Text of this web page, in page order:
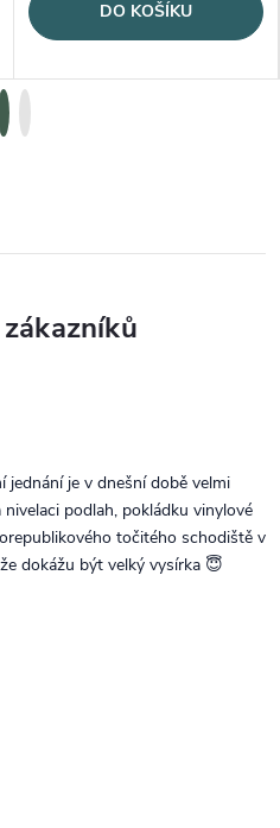
DO KOŠÍKU
je v dnešní době velmi
podlah, pokládku vinylové
točitého schodiště v
dokážu být velký vysírka 😇